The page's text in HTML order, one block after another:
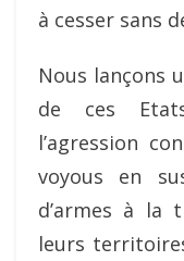
à cesser sans
Nous lançons
de ces
l’agression
voyous en
d’armes à la
leurs